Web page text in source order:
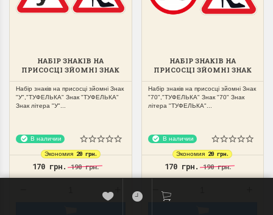
НАБІР ЗНАКІВ НА
ПРИСОСЦІ ЗЙОМНІ ЗНАК
Набір знаків на присосці зйомні Знак
"У","ТУФЕЛЬКА" Знак "ТУФЕЛЬКА"
Знак літера "У"...
В наличии
Экономия 20 грн.
170 грн.190 грн.
НАБІР ЗНАКІВ НА
ПРИСОСЦІ ЗЙОМНІ ЗНАК
Набір знаків на присосці зйомні Знак
"70","ТУФЕЛЬКА" Знак "70" Знак
літера "ТУФЕЛЬКА"...
В наличии
Экономия 20 грн.
170 грн.190 грн.